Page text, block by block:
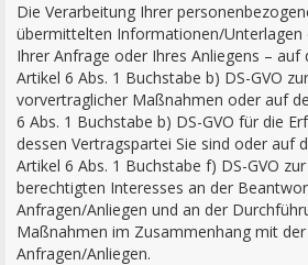
Die Verarbeitung Ihrer
übermittelten Informationen/
Ihrer Anfrage oder Ihres Anliegens – auf
Artikel 6 Abs. 1 Buchstabe b) DS-GVO
vorvertraglicher Maßnahmen oder auf
6 Abs. 1 Buchstabe b) DS-GVO für die
dessen Vertragspartei Sie sind oder auf
Artikel 6 Abs. 1 Buchstabe f) DS-GVO
berechtigten Interesses an der
Anfragen/Anliegen und an der
Maßnahmen im Zusammenhang mit
Anfragen/Anliegen.